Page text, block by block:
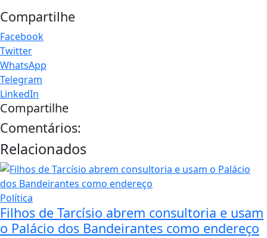
Compartilhe
Facebook
Twitter
WhatsApp
Telegram
LinkedIn
Compartilhe
Comentários:
Relacionados
Política
Filhos de Tarcísio abrem consultoria e usam
o Palácio dos Bandeirantes como endereço